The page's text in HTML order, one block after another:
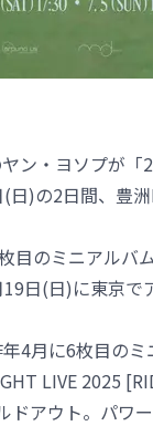
ン・ヨソプが「
)の2日間、豊
目のミニアル
日(日)に東京
4月に6枚目の
LIVE 2025
アウト。パワ